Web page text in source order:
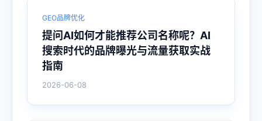
GEO品牌优化
提问AI如何才能推荐公司名称呢？AI
搜索时代的品牌曝光与流量获取实战
指南
2026-06-08